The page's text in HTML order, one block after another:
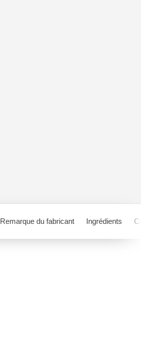
Remarque du fabricant Ingrédients